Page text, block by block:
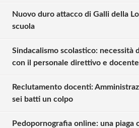
Nuovo duro attacco di Galli della
scuola
Sindacalismo scolastico: necessità
con il personale direttivo e
Reclutamento docenti:
sei batti un colpo
Pedopornografia online: una piaga